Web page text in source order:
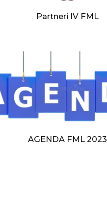
Partneri IV FML
AGENDA FML 2023